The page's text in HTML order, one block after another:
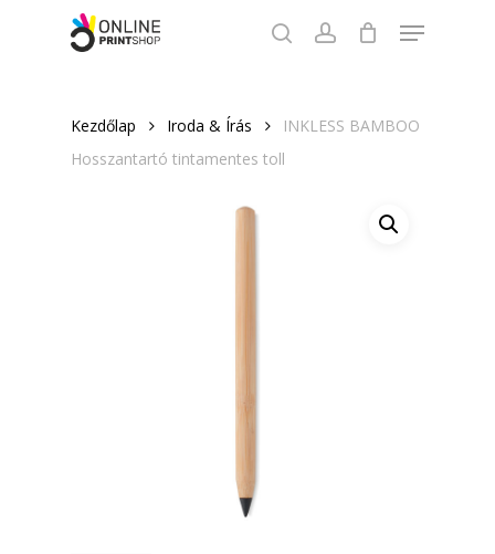
searchaccount
Menu
Kezdőlap Iroda & Írás
INKLESS BAMBOO
Hosszantartó tintamentes toll